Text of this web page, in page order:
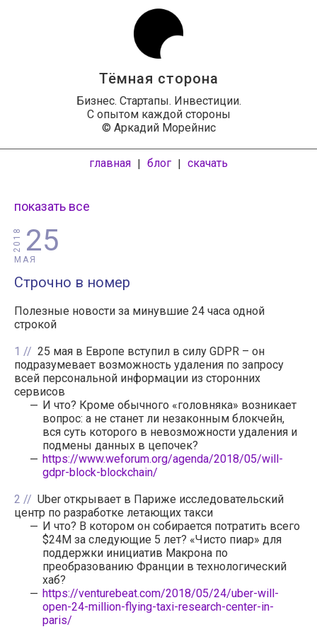
Тёмная сторона
Бизнес. Стартапы. Инвестиции.
С опытом каждой стороны
© Аркадий Морейнис
главная | блог | скачать
показать все
25
МАЯ
2018
Строчно в номер
Полезные новости за минувшие 24 часа одной
строкой
1
25 мая в Европе вступил в силу GDPR – он
подразумевает возможность удаления по запросу
всей персональной информации из сторонних
сервисов
И что? Кроме обычного «головняка» возникает
вопрос: а не станет ли незаконным блокчейн,
вся суть которого в невозможности удаления и
подмены данных в цепочек?
https://www.weforum.org/agenda/2018/05/will-
gdpr-block-blockchain/
2
Uber открывает в Париже исследовательский
центр по разработке летающих такси
И что? В котором он собирается потратить всего
$24M за следующие 5 лет? «Чисто пиар» для
поддержки инициатив Макрона по
преобразованию Франции в технологический
хаб?
https://venturebeat.com/2018/05/24/uber-will-
open-24-million-flying-taxi-research-center-in-
paris/